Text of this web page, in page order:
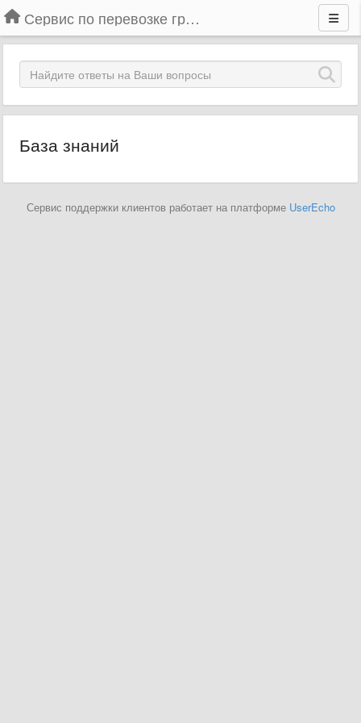
Сервис по перевозке грузов
База знаний
Сервис поддержки клиентов работает на платформе UserEcho